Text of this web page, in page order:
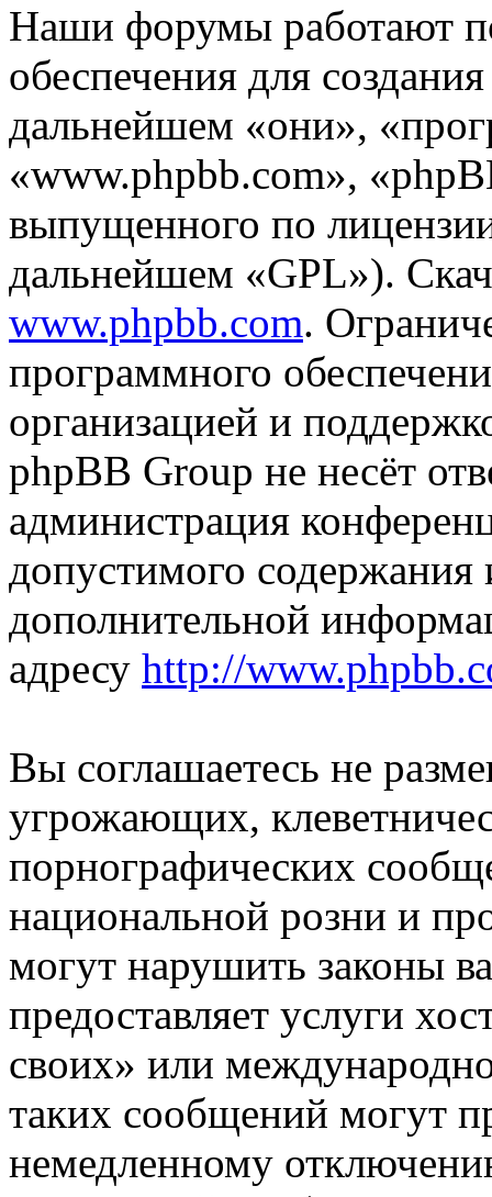
Наши форумы работают
обеспечения для
дальнейшем «они»,
«www.phpbb.com»,
выпущенного по
дальнейшем «GPL»).
www.phpbb.com.
программного
организацией и
phpBB Group не несёт
администрация
допустимого
дополнительной
адресу http://
Вы соглашаетесь не
угрожающих,
порнографических
национальной розни и
могут нарушить законы
предоставляет услуги
своих» или
таких сообщений могут
немедленному